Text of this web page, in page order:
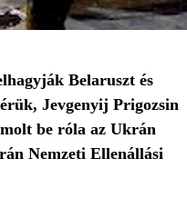
Belaruszt és
Jevgenyij Prigozsin
be róla az Ukrán
Nemzeti Ellenállási